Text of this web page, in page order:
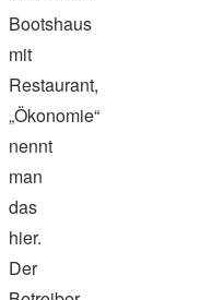
Bootshaus
mit
Restaurant,
„Ökonomie“
nennt
man
das
hier.
Der